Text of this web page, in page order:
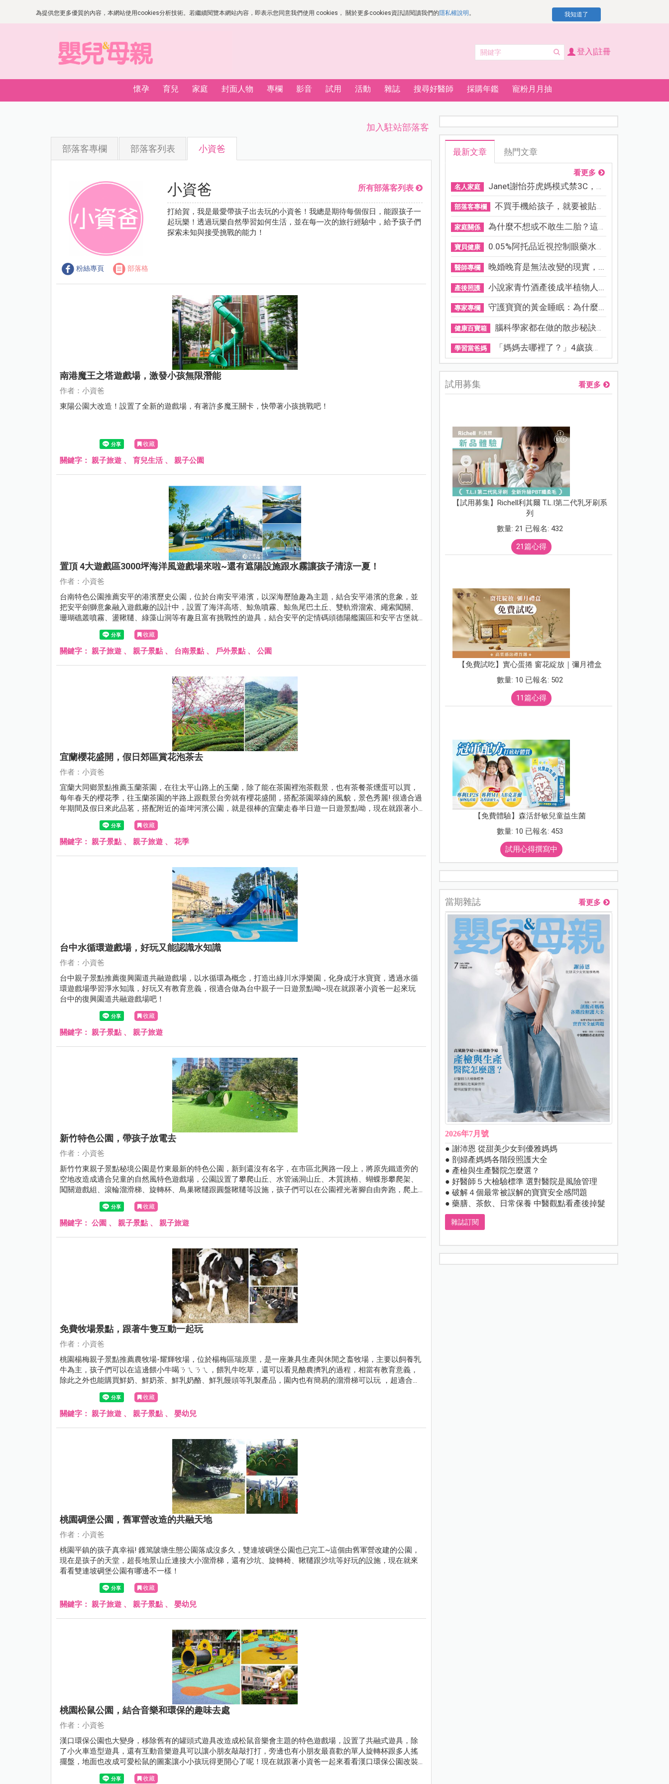
為提供您更多優質的內容，本網站使用cookies分析技術。若繼續閱覽本網站內容，即表示您同意我們使用 cookies， 關於更多cookies資訊請閱讀我們的隱私權說明 。 我知道了
登入|註冊
懷孕 育兒 家庭 封面人物 專欄 影音 試用 活動 雜誌 搜尋好醫師 採購年鑑 寵粉月月抽
加入駐站部落客
部落客專欄 部落客列表 小資爸
粉絲專頁 部落格
小資爸 所有部落客列表
打給賀，我是最愛帶孩子出去玩的小資爸！我總是期待每個假日，能跟孩子一
起玩樂！透過玩樂自然學習如何生活，並在每㇐次的旅行經驗中，給予孩子們
探索未知與接受挑戰的能力！
南港魔王之塔遊戲場，激發小孩無限潛能
作者：小資爸
東陽公園大改造！設置了全新的遊戲場，有著許多魔王關卡，快帶著小孩挑戰吧！
收藏
關鍵字： 親子旅遊 、 育兒生活、 親子公園
置頂 4大遊戲區3000坪海洋風遊戲場來啦~還有遮陽設施跟水霧讓孩子清涼一夏！
作者：小資爸
台南特色公園推薦安平的港濱歷史公園，位於台南安平港濱，以深海歷險趣為主題，結合安平港濱的意象，並
把安平劍獅意象融入遊戲廠的設計中，設置了海洋高塔、鯨魚噴霧、鯨魚尾巴土丘、雙軌滑溜索、繩索闖關、
珊瑚礁叢噴霧、盪鞦韆、綠藻山洞等有趣且富有挑戰性的遊具，結合安平的定情碼頭德陽艦園區和安平古堡就
是很棒的安平親子半日遊、一日遊呦~現在就跟著小資爸一起來玩安平的港濱歷史公園！
收藏
關鍵字： 親子旅遊 、 親子景點 、 台南景點 、 戶外景點 、 公園
宜蘭櫻花盛開，假日郊區賞花泡茶去
作者：小資爸
宜蘭大同鄉景點推薦玉蘭茶園，在往太平山路上的玉蘭，除了能在茶園裡泡茶觀景，也有茶餐茶燻蛋可以買，
每年春天的櫻花季，往玉蘭茶園的半路上跟觀景台旁就有櫻花盛開，搭配茶園翠綠的風貌，景色秀麗! 很適合過
年期間及假日來此品茗，搭配附近的崙埤河濱公園，就是很棒的宜蘭走春半日遊一日遊景點呦，現在就跟著小
資爸一起來宜蘭大同鄉的玉蘭茶園吧！
收藏
關鍵字： 親子景點 、 親子旅遊 、 花季
台中水循環遊戲場，好玩又能認識水知識
作者：小資爸
台中親子景點推薦復興園道共融遊戲場，以水循環為概念，打造出綠川水淨樂園，化身成汙水寶寶，透過水循
環遊戲場學習淨水知識，好玩又有教育意義，很適合做為台中親子一日遊景點呦~現在就跟著小資爸一起來玩
台中的復興園道共融遊戲場吧！
收藏
關鍵字： 親子景點 、 親子旅遊
新竹特色公園，帶孩子放電去
作者：小資爸
新竹竹東親子景點秘境公園是竹東最新的特色公園，新到還沒有名字，在市區北興路一段上，將原先鐵道旁的
空地改造成適合兒童的自然風特色遊戲場，公園設置了攀爬山丘、水管涵洞山丘、木質跳樁、蝴蝶形攀爬架、
闖關遊戲組、滾輪溜滑梯、旋轉杯、鳥巢鞦韆跟圓盤鞦韆等設施，孩子們可以在公園裡光著腳自由奔跑，爬上
山丘再滑下來，讓閒置的空間成為孩子的新樂園，也讓附近的孩子多了一個放電的新去處，現在就跟著小資爸
一起來看看竹東的秘境公園吧！
收藏
關鍵字： 公園 、 親子景點 、 親子旅遊
免費牧場景點，跟著牛隻互動一起玩
作者：小資爸
桃園楊梅親子景點推薦農牧場-耀輝牧場，位於楊梅區瑞原里，是一座兼具生產與休閒之畜牧場，主要以飼養乳
牛為主，孩子們可以在這邊餵小牛喝ㄋㄟㄋㄟ，餵乳牛吃草，還可以看見酪農擠乳的過程，相當有教育意義，
除此之外也能購買鮮奶、鮮奶茶、鮮乳奶酪、鮮乳饅頭等乳製產品，園內也有簡易的溜滑梯可以玩 ，超適合桃
園楊梅親子遊、一日遊 ~現在就跟著小資爸一起來玩桃園市楊梅區的耀輝牧場吧！
收藏
關鍵字： 親子旅遊 、 親子景點 、 嬰幼兒
桃園碉堡公園，舊軍營改造的共融天地
作者：小資爸
桃園平鎮的孩子真幸福! 鑊篤陂塘生態公園落成沒多久，雙連坡碉堡公園也已完工~這個由舊軍營改建的公園，
現在是孩子的天堂，超長地景山丘連接大小溜滑梯，還有沙坑、旋轉椅、鞦韆跟沙坑等好玩的設施，現在就來
看看雙連坡碉堡公園有哪邊不一樣！
收藏
關鍵字： 親子旅遊 、 親子景點 、 嬰幼兒
桃園松鼠公園，結合音樂和環保的趣味去處
作者：小資爸
漢口環保公園也大變身，移除舊有的罐頭式遊具改造成松鼠音樂會主題的特色遊戲場，設置了共融式遊具，除
了小火車造型遊具，還有互動音樂遊具可以讓小朋友敲敲打打，旁邊也有小朋友最喜歡的單人旋轉杯跟多人搖
擺盤，地面也改成可愛松鼠的圖案讓小小孩玩得更開心了呢！現在就跟著小資爸一起來看看漢口環保公園改裝
後有什麼不一樣的地方！
收藏
最新文章 熱門文章
看更多
名人家庭 Janet謝怡芬虎媽模式禁3C，看...
部落客專欄 不買手機給孩子，就要被貼「...
家庭關係 為什麼不想或不敢生二胎？這8...
寶貝健康 0.05%阿托品近視控制眼藥水納...
醫師專欄 晚婚晚育是無法改變的現實，...
產後照護 小說家青竹酒產後成半植物人...
專家專欄 守護寶寶的黃金睡眠：為什麼...
健康百寶箱 腦科學家都在做的散步秘訣！...
學習當爸媽 「媽媽去哪裡了？」4歲孩子還...
試用募集 看更多
【試用募集】Richell利其爾 T.L.I第二代乳牙刷系
列
數量: 21 已報名: 432
21篇心得
【免費試吃】實心蛋捲 窗花綻放｜彌月禮盒
數量: 10 已報名: 502
11篇心得
【免費體驗】森活舒敏兒童益生菌
數量: 10 已報名: 453
試用心得撰寫中
當期雜誌 看更多
2026年7月號
● 謝沛恩 從甜美少女到優雅媽媽
● 剖婦產媽媽各階段照護大全
● 產檢與生產醫院怎麼選？
● 好醫師５大檢驗標準 選對醫院是風險管理
● 破解４個最常被誤解的寶寶安全感問題
● 藥膳、茶飲、日常保養 中醫觀點看產後掉髮
雜誌訂閱